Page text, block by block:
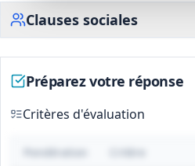
de commande fixent les quantités et
montants à partir du BPU/DE.
Clauses sociales
Préparez votre réponse
Critères d'évaluation
Pondération Critère